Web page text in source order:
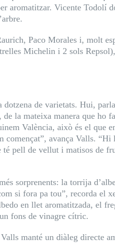
aromatitzar. Vicente Todolí
Paco Morales i, molt
Michelin i 2 sols
de varietats. Hui,
la mateixa manera que ho
València, això és el que
avança Valls.
pell de vellut i matisos de
sorprenents: la torrija
si fora pa tou”, recorda el
en llet aromatitzada, el
fons de vinagre cítric.
manté un diàleg directe